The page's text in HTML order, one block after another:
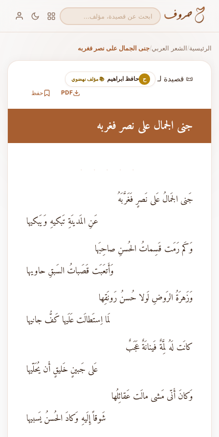
الرئيسية/الشعر العربي/جنى الجمال على نصر فغربه
📜 قصيدة لـ ح حافظ ابراهيم 📚 مؤلف نهضوي
PDF حفظ
جنى الجمال على نصر فغربه
· · · · ·
جَنى الجَمالُ عَلى نَصرٍ فَغَرَّبَهُ
عَنِ المَدينَةِ تَبكيهِ وَيَبكيها
وَكَم رَمَت قَسِماتُ الحُسنِ صاحِبَها
وَأَتعَبَت قَصَباتُ السَبقِ حاويها
وَزَهرَةُ الرَوضِ لَولا حُسنُ رَونَقِها
لَما اِستَطالَت عَلَيها كَفُّ جانيها
كانَت لَهُ لِمَّةٌ فَينانَةٌ عَجَبٌ
عَلى جَبينٍ خَليقٍ أَن يُحَلّيها
وَكانَ أَنّى مَشى مالَت عَقائِلُها
شَوقاً إِلَيهِ وَكادَ الحُسنُ يَسبيها